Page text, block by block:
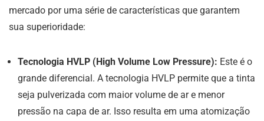
mercado por uma série de características que garantem
sua superioridade:
Tecnologia HVLP (High Volume Low Pressure): Este é o
grande diferencial. A tecnologia HVLP permite que a tinta
seja pulverizada com maior volume de ar e menor
pressão na capa de ar. Isso resulta em uma atomização